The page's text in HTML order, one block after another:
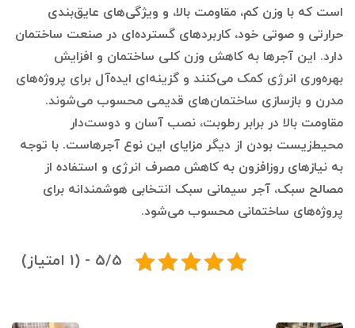
است که با وزن کم، مقاومت بالا، و ویژگی‌های عایق‌بندی
حرارتی و صوتی خود، کاربردهای گسترده‌ای در صنعت ساختمان
دارد. این آجرها به کاهش وزن کلی ساختمان و افزایش
بهره‌وری انرژی کمک می‌کنند و گزینه‌ای ایده‌آل برای پروژه‌های
مدرن و بازسازی ساختمان‌های قدیمی محسوب می‌شوند.
مقاومت بالا در برابر رطوبت، نصب آسان و دوست‌دار
محیط‌زیست بودن از دیگر مزایای این نوع آجرهاست. با توجه
به نیازهای روزافزون به کاهش مصرف انرژی و استفاده از
مصالح سبک، آجر سیمانی سبک انتخابی هوشمندانه برای
پروژه‌های ساختمانی محسوب می‌شود.
5/5 - (1 امتیاز)